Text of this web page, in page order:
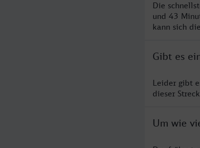
Die
und 43
kann sich
Gibt es
Leider gibt
dieser
Um wie